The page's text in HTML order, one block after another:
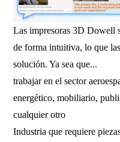
Las impresoras 3D Dowell
de forma intuitiva, lo que
solución. Ya sea que...
trabajar en el sector
energético, mobiliario,
cualquier otro
Industria que requiere